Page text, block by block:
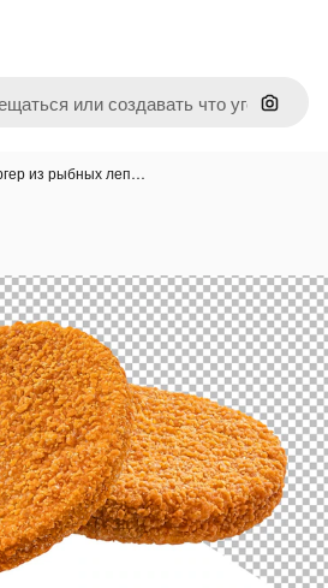
Поиск
из рыбных леп…